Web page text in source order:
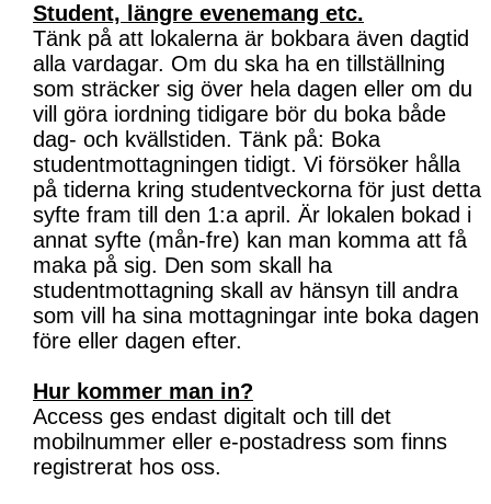
Student, längre evenemang etc.
Tänk på att lokalerna är bokbara även dagtid
alla vardagar. Om du ska ha en tillställning
som sträcker sig över hela dagen eller om du
vill göra iordning tidigare bör du boka både
dag- och kvällstiden. Tänk på: Boka
studentmottagningen tidigt. Vi försöker hålla
på tiderna kring studentveckorna för just detta
syfte fram till den 1:a april. Är lokalen bokad i
annat syfte (mån-fre) kan man komma att få
maka på sig. Den som skall ha
studentmottagning skall av hänsyn till andra
som vill ha sina mottagningar inte boka dagen
före eller dagen efter.
Hur kommer man in?
Access ges endast digitalt och till det
mobilnummer eller e-postadress som finns
registrerat hos oss.